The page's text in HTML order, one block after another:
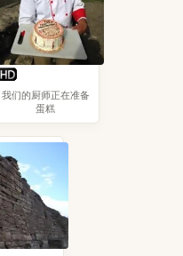
我们的厨师正在准备
蛋糕